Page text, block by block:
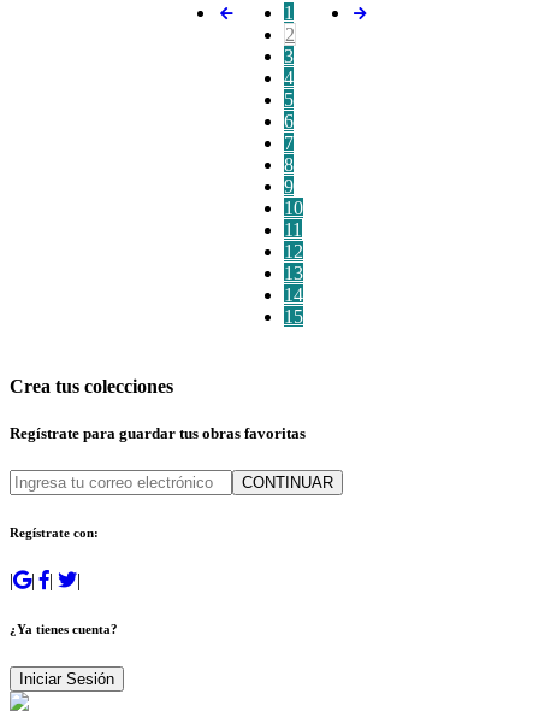
1
2
3
4
5
6
7
8
9
10
11
12
13
14
15
Crea tus colecciones
Regístrate para guardar tus obras favoritas
CONTINUAR
Regístrate con:
| | | |
¿Ya tienes cuenta?
Iniciar Sesión